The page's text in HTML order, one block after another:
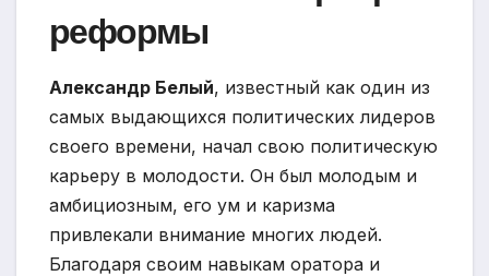
реформы
Александр Белый, известный как один из
самых выдающихся политических лидеров
своего времени, начал свою политическую
карьеру в молодости. Он был молодым и
амбициозным, его ум и каризма
привлекали внимание многих людей.
Благодаря своим навыкам оратора и